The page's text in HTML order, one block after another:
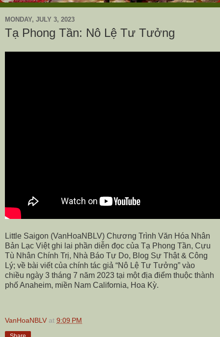
MONDAY, JULY 3, 2023
Tạ Phong Tần: Nô Lệ Tư Tưởng
Little Saigon (VanHoaNBLV) Chương Trình Văn Hóa Nhân
Bản Lạc Việt ghi lai phần diễn đọc của Tạ Phong Tần, Cựu
Tù Nhân Chính Trị, Nhà Báo Tự Do, Blog Sự Thật & Công
Lý; về bài viết của chính tác giả “Nô Lệ Tư Tưởng” vào
chiều ngày 3 tháng 7 năm 2023 tại một địa điểm thuộc thành
phố Anaheim, miền Nam California, Hoa Kỳ.
VanHoaNBLV at 9:09 PM